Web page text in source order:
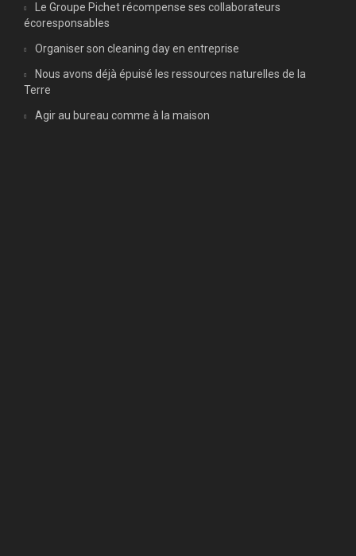
Le Groupe Pichet récompense ses collaborateurs
écoresponsables
Organiser son cleaning day en entreprise
Nous avons déjà épuisé les ressources naturelles de la
Terre
Agir au bureau comme à la maison